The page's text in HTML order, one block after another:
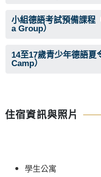
小組德語考試預備課
a Group）
14至17歲青少年德語
Camp）
住宿資訊與照片
學生公寓